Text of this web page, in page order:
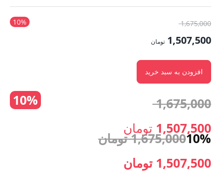
10% 1,675,000قیمت
اصلی:
1,507,500 تومان
فعلی:
1,507,500 تومان.
افزودن به سبد خرید
10% 1,675,000
اصلی: 1,507,500 تومان
10%
1,675,000 تومان
قیمت
1,507,500 تومان